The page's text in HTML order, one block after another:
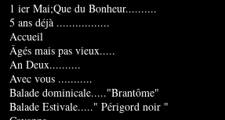
1 ier Mai;Que du Bonheur..........
5 ans déjà .................
Accueil
Âgés mais pas vieux.....
An Deux..........
Avec vous ...........
Balade dominicale....."Brantôme"
Balade Estivale....." Périgord noir "